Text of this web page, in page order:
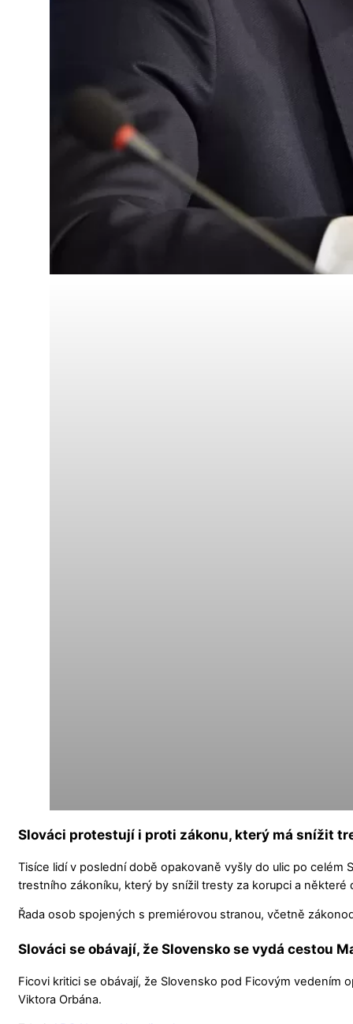
Slováci protestují i proti zákonu, který má snížit
Tisíce lidí v poslední době opakovaně vyšly do ulic po celém
trestního zákoníku, který by snížil tresty za korupci a
Řada osob spojených s premiérovou stranou, včetně
Slováci se obávají, že Slovensko se vydá cestou
Ficovi kritici se obávají, že Slovensko pod Ficovým vedením
Viktora Orbána.